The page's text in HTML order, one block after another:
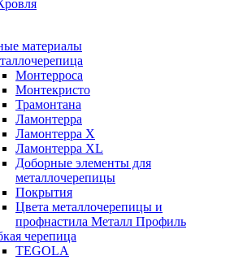
материалы
Монтерроса
Монтекристо
Трамонтана
Ламонтерра
Ламонтерра X
Ламонтерра XL
Доборные элементы для
металлочерепицы
Покрытия
Цвета металлочерепицы и
профнастила Металл Профиль
черепица
TEGOLA